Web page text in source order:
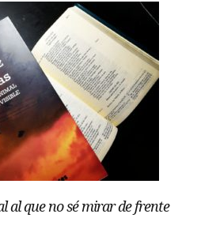
al que no sé mirar de frente